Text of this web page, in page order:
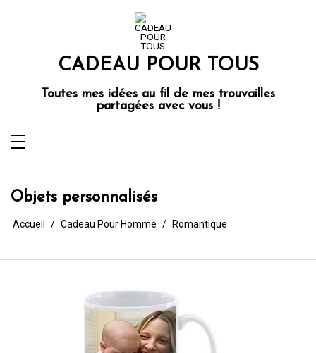
CADEAU POUR TOUS
Toutes mes idées au fil de mes trouvailles
partagées avec vous !
Objets personnalisés
Accueil Cadeau Pour Homme Romantique